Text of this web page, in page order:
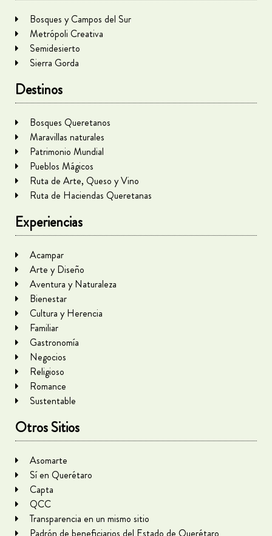
Bosques y Campos del Sur
Metrópoli Creativa
Semidesierto
Sierra Gorda
Destinos
Bosques Queretanos
Maravillas naturales
Patrimonio Mundial
Pueblos Mágicos
Ruta de Arte, Queso y Vino
Ruta de Haciendas Queretanas
Experiencias
Acampar
Arte y Diseño
Aventura y Naturaleza
Bienestar
Cultura y Herencia
Familiar
Gastronomía
Negocios
Religioso
Romance
Sustentable
Otros Sitios
Asomarte
Sí en Querétaro
Capta
QCC
Transparencia en un mismo sitio